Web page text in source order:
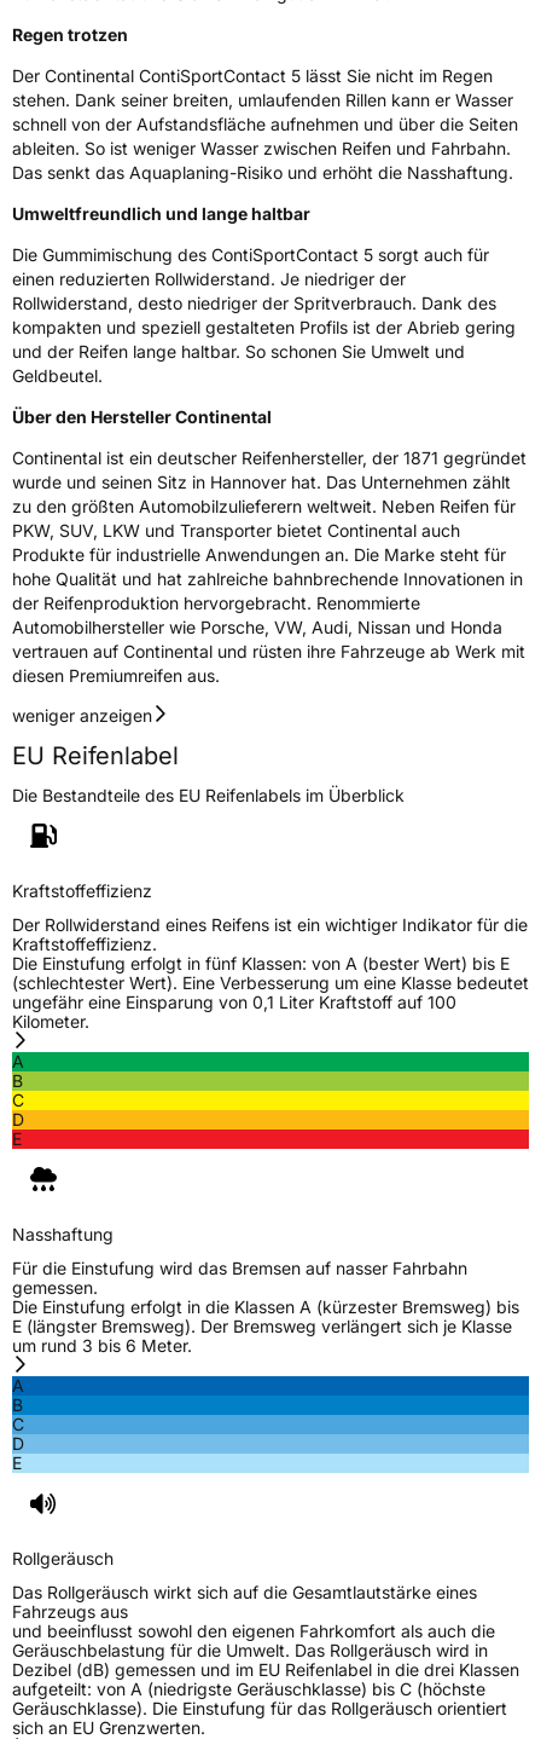
Regen trotzen
Der Continental ContiSportContact 5 lässt Sie nicht im Regen
stehen. Dank seiner breiten, umlaufenden Rillen kann er Wasser
schnell von der Aufstandsfläche aufnehmen und über die Seiten
ableiten. So ist weniger Wasser zwischen Reifen und Fahrbahn.
Das senkt das Aquaplaning-Risiko und erhöht die Nasshaftung.
Umweltfreundlich und lange haltbar
Die Gummimischung des ContiSportContact 5 sorgt auch für
einen reduzierten Rollwiderstand. Je niedriger der
Rollwiderstand, desto niedriger der Spritverbrauch. Dank des
kompakten und speziell gestalteten Profils ist der Abrieb gering
und der Reifen lange haltbar. So schonen Sie Umwelt und
Geldbeutel.
Über den Hersteller Continental
Continental ist ein deutscher Reifenhersteller, der 1871 gegründet
wurde und seinen Sitz in Hannover hat. Das Unternehmen zählt
zu den größten Automobilzulieferern weltweit. Neben Reifen für
PKW, SUV, LKW und Transporter bietet Continental auch
Produkte für industrielle Anwendungen an. Die Marke steht für
hohe Qualität und hat zahlreiche bahnbrechende Innovationen in
der Reifenproduktion hervorgebracht. Renommierte
Automobilhersteller wie Porsche, VW, Audi, Nissan und Honda
vertrauen auf Continental und rüsten ihre Fahrzeuge ab Werk mit
diesen Premiumreifen aus.
weniger anzeigen
EU Reifenlabel
Die Bestandteile des EU Reifenlabels im Überblick
Kraftstoffeffizienz
Der Rollwiderstand eines Reifens ist ein wichtiger Indikator für die
Kraftstoffeffizienz.
Die Einstufung erfolgt in fünf Klassen: von A (bester Wert) bis E
(schlechtester Wert). Eine Verbesserung um eine Klasse bedeutet
ungefähr eine Einsparung von 0,1 Liter Kraftstoff auf 100
Kilometer.
A
B
C
D
E
Nasshaftung
Für die Einstufung wird das Bremsen auf nasser Fahrbahn
gemessen.
Die Einstufung erfolgt in die Klassen A (kürzester Bremsweg) bis
E (längster Bremsweg). Der Bremsweg verlängert sich je Klasse
um rund 3 bis 6 Meter.
A
B
C
D
E
Rollgeräusch
Das Rollgeräusch wirkt sich auf die Gesamtlautstärke eines
Fahrzeugs aus
und beeinflusst sowohl den eigenen Fahrkomfort als auch die
Geräuschbelastung für die Umwelt. Das Rollgeräusch wird in
Dezibel (dB) gemessen und im EU Reifenlabel in die drei Klassen
aufgeteilt: von A (niedrigste Geräuschklasse) bis C (höchste
Geräuschklasse). Die Einstufung für das Rollgeräusch orientiert
sich an EU Grenzwerten.